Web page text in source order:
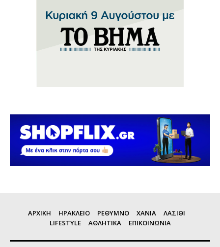
ΑΡΧΙΚΗ ΗΡΑΚΛΕΙΟ ΡΕΘΥΜΝΟ ΧΑΝΙΑ
ΛΑΣΙΘΙ
LIFESTYLE
ΑΘΛΗΤΙΚΑ ΕΠΙΚΟΙΝΩΝΙΑ